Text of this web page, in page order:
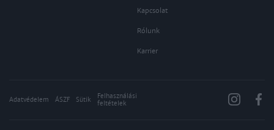
Kapcsolat
Rólunk
Karrier
Adatvédelem ÁSZF Sütik
Felhasználási
feltételek